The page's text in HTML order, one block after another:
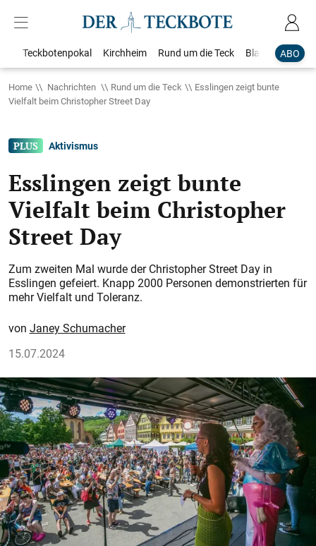
ABO
Teckbotenpokal Kirchheim Rund um die Teck Blaulicht
Home Nachrichten Rund um die Teck
Esslingen zeigt bunte
Vielfalt beim Christopher Street Day
Aktivismus
Esslingen zeigt bunte
Vielfalt beim Christopher
Street Day
Zum zweiten Mal wurde der Christopher Street Day in
Esslingen gefeiert. Knapp 2000 Personen demonstrierten für
mehr Vielfalt und Toleranz.
Janey Schumacher
15.07.2024